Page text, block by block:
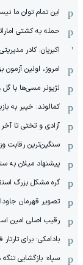
این تمام توان ما
حمله به کشتی
اکبریان: کادر
امروز، اولین آزمون
لژیونر مسی‌ها با
کمالوند: خیبر به
آزادی و تختی تا
سنگین‌ترین رقابت
پیشنهاد میلان به
گره مشکل بزرگ
تصویر قهرمان
رقیب اصلی امین
بادامکی: برای
سپاه: بازگشایی